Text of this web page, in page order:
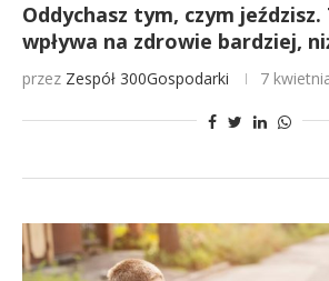
Oddychasz tym, czym
wpływa na zdrowie bardziej,
przez Zespół 300Gospodarki 7